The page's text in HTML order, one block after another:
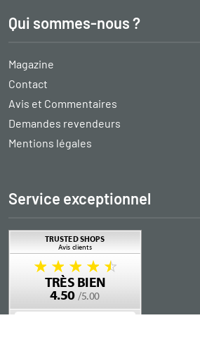
Qui sommes-nous ?
Magazine
Contact
Avis et Commentaires
Demandes revendeurs
Mentions légales
Service exceptionnel